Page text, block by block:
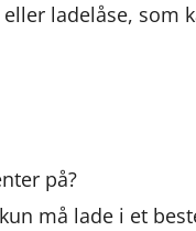
ladelåse, som
på?
må lade i et